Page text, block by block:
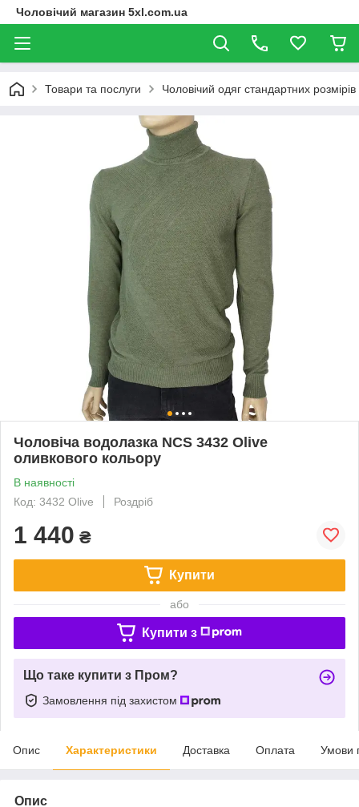
Чоловічий магазин 5xl.com.ua
Товари та послуги Чоловічий одяг стандартних розмірів
Чоловіча водолазка NCS 3432 Olive
оливкового кольору
В наявності
Код: 3432 Olive
Роздріб
1 440 ₴
Купити
або
Купити з
Що таке купити з Пром?
Замовлення під захистом
Опис Характеристики Доставка Оплата Умови
Опис